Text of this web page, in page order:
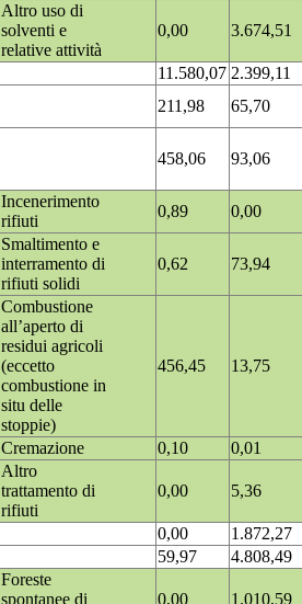
Altro uso di
solventi e
relative attività
0,00 3.674,51
11.580,07 2.399,11
211,98
65,70
458,06 93,06
Incenerimento
rifiuti
0,89
0,00
Smaltimento e
interramento di
rifiuti solidi
0,62 73,94
Combustione
all’aperto di
residui agricoli
(eccetto
combustione in
situ delle
stoppie)
456,45 13,75
Cremazione 0,10
0,01
Altro
trattamento di
rifiuti
0,00 5,36
0,00
1.872,27
59,97
4.808,49
Foreste
spontanee di
0,00 1.010,59